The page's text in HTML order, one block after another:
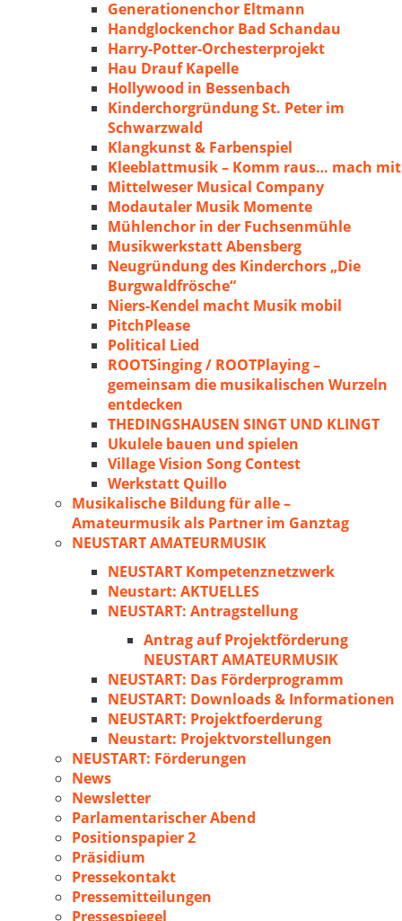
Generationenchor Eltmann
Handglockenchor Bad Schandau
Harry-Potter-Orchesterprojekt
Hau Drauf Kapelle
Hollywood in Bessenbach
Kinderchorgründung St. Peter im
Schwarzwald
Klangkunst & Farbenspiel
Kleeblattmusik – Komm raus… mach mit
Mittelweser Musical Company
Modautaler Musik Momente
Mühlenchor in der Fuchsenmühle
Musikwerkstatt Abensberg
Neugründung des Kinderchors „Die
Burgwaldfrösche“
Niers-Kendel macht Musik mobil
PitchPlease
Political Lied
ROOTSinging / ROOTPlaying –
gemeinsam die musikalischen Wurzeln
entdecken
THEDINGSHAUSEN SINGT UND KLINGT
Ukulele bauen und spielen
Village Vision Song Contest
Werkstatt Quillo
Musikalische Bildung für alle –
Amateurmusik als Partner im Ganztag
NEUSTART AMATEURMUSIK
NEUSTART Kompetenznetzwerk
Neustart: AKTUELLES
NEUSTART: Antragstellung
Antrag auf Projektförderung
NEUSTART AMATEURMUSIK
NEUSTART: Das Förderprogramm
NEUSTART: Downloads & Informationen
NEUSTART: Projektfoerderung
Neustart: Projektvorstellungen
NEUSTART: Förderungen
News
Newsletter
Parlamentarischer Abend
Positionspapier 2
Präsidium
Pressekontakt
Pressemitteilungen
Pressespiegel